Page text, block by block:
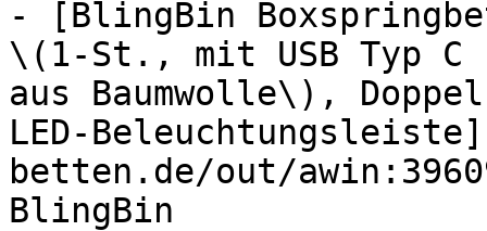
- [BlingBin
\(1-St., mit USB Typ
aus Baumwolle\),
LED-
betten.de/out/
BlingBin